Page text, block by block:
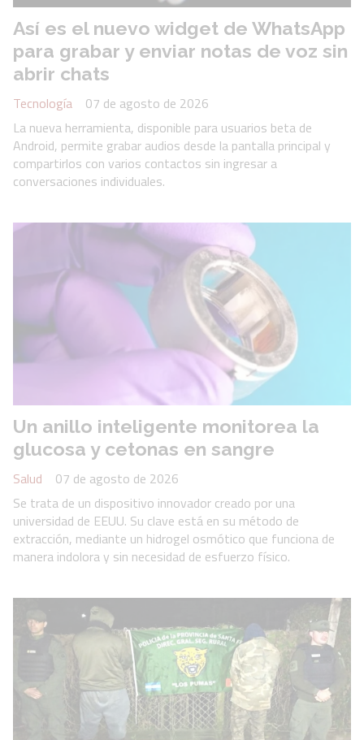
Así es el nuevo widget de WhatsApp
para grabar y enviar notas de voz sin
abrir chats
Tecnología
07 de agosto de 2026
La nueva herramienta, disponible para usuarios beta de
Android, permite grabar audios desde la pantalla principal y
compartirlos con varios contactos sin ingresar a
conversaciones individuales.
Un anillo inteligente monitorea la
glucosa y cetonas en sangre
Salud
07 de agosto de 2026
Se trata de un dispositivo innovador creado por una
universidad de EEUU. Su clave está en su método de
extracción, mediante un hidrogel osmótico que funciona de
manera indolora y sin necesidad de esfuerzo físico.